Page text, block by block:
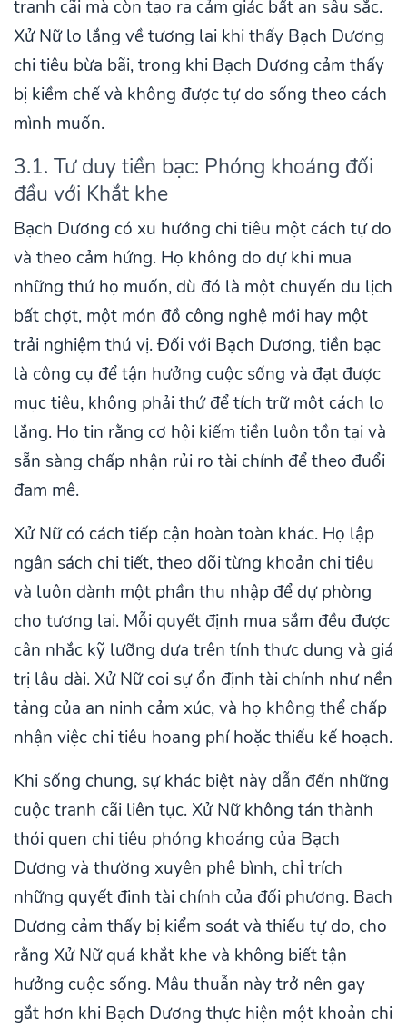
tranh cãi mà còn tạo ra cảm giác bất an sâu sắc.
Xử Nữ lo lắng về tương lai khi thấy Bạch Dương
chi tiêu bừa bãi, trong khi Bạch Dương cảm thấy
bị kiềm chế và không được tự do sống theo cách
mình muốn.
3.1. Tư duy tiền bạc: Phóng khoáng đối
đầu với Khắt khe
Bạch Dương có xu hướng chi tiêu một cách tự do
và theo cảm hứng. Họ không do dự khi mua
những thứ họ muốn, dù đó là một chuyến du lịch
bất chợt, một món đồ công nghệ mới hay một
trải nghiệm thú vị. Đối với Bạch Dương, tiền bạc
là công cụ để tận hưởng cuộc sống và đạt được
mục tiêu, không phải thứ để tích trữ một cách lo
lắng. Họ tin rằng cơ hội kiếm tiền luôn tồn tại và
sẵn sàng chấp nhận rủi ro tài chính để theo đuổi
đam mê.
Xử Nữ có cách tiếp cận hoàn toàn khác. Họ lập
ngân sách chi tiết, theo dõi từng khoản chi tiêu
và luôn dành một phần thu nhập để dự phòng
cho tương lai. Mỗi quyết định mua sắm đều được
cân nhắc kỹ lưỡng dựa trên tính thực dụng và giá
trị lâu dài. Xử Nữ coi sự ổn định tài chính như nền
tảng của an ninh cảm xúc, và họ không thể chấp
nhận việc chi tiêu hoang phí hoặc thiếu kế hoạch.
Khi sống chung, sự khác biệt này dẫn đến những
cuộc tranh cãi liên tục. Xử Nữ không tán thành
thói quen chi tiêu phóng khoáng của Bạch
Dương và thường xuyên phê bình, chỉ trích
những quyết định tài chính của đối phương. Bạch
Dương cảm thấy bị kiểm soát và thiếu tự do, cho
rằng Xử Nữ quá khắt khe và không biết tận
hưởng cuộc sống. Mâu thuẫn này trở nên gay
gắt hơn khi Bạch Dương thực hiện một khoản chi